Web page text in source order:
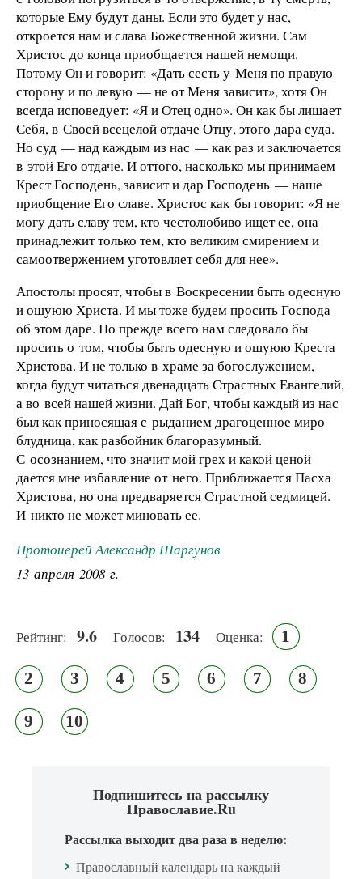
которые Ему будут даны. Если это будет у нас,
откроется нам и слава Божественной жизни. Сам
Христос до конца приобщается нашей немощи.
Потому Он и говорит: «Дать сесть у Меня по правую
сторону и по левую — не от Меня зависит», хотя Он
всегда исповедует: «Я и Отец одно». Он как бы лишает
Себя, в Своей всецелой отдаче Отцу, этого дара суда.
Но суд — над каждым из нас — как раз и заключается
в этой Его отдаче. И оттого, насколько мы принимаем
Крест Господень, зависит и дар Господень — наше
приобщение Его славе. Христос как бы говорит: «Я не
могу дать славу тем, кто честолюбиво ищет ее, она
принадлежит только тем, кто великим смирением и
самоотвержением уготовляет себя для нее».
Апостолы просят, чтобы в Воскресении быть одесную
и ошуюю Христа. И мы тоже будем просить Господа
об этом даре. Но прежде всего нам следовало бы
просить о том, чтобы быть одесную и ошуюю Креста
Христова. И не только в храме за богослужением,
когда будут читаться двенадцать Страстных Евангелий,
а во всей нашей жизни. Дай Бог, чтобы каждый из нас
был как приносящая с рыданием драгоценное миро
блудница, как разбойник благоразумный.
С осознанием, что значит мой грех и какой ценой
дается мне избавление от него. Приближается Пасха
Христова, но она предваряется Страстной седмицей.
И никто не может миновать ее.
Протоиерей Александр Шаргунов
13 апреля 2008 г.
Рейтинг: 9.6 Голосов: 134 Оценка: 1
2 3 4 5 6 7 8
9 10
Подпишитесь на рассылку
Православие.Ru
Рассылка выходит два раза в неделю:
Православный календарь на каждый